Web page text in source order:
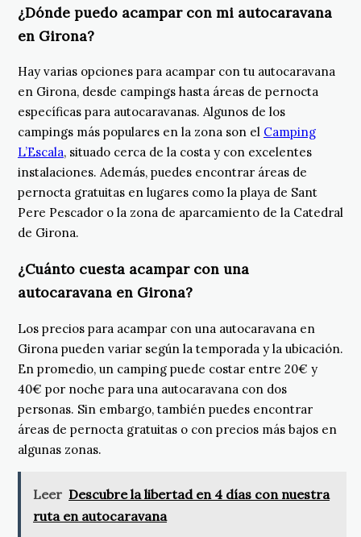
¿Dónde puedo acampar con mi autocaravana
en Girona?
Hay varias opciones para acampar con tu autocaravana
en Girona, desde campings hasta áreas de pernocta
específicas para autocaravanas. Algunos de los
campings más populares en la zona son el Camping
L’Escala, situado cerca de la costa y con excelentes
instalaciones. Además, puedes encontrar áreas de
pernocta gratuitas en lugares como la playa de Sant
Pere Pescador o la zona de aparcamiento de la Catedral
de Girona.
¿Cuánto cuesta acampar con una
autocaravana en Girona?
Los precios para acampar con una autocaravana en
Girona pueden variar según la temporada y la ubicación.
En promedio, un camping puede costar entre 20€ y
40€ por noche para una autocaravana con dos
personas. Sin embargo, también puedes encontrar
áreas de pernocta gratuitas o con precios más bajos en
algunas zonas.
Leer Descubre la libertad en 4 días con nuestra
ruta en autocaravana